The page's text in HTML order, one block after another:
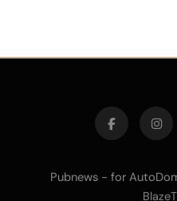
Pubnews - for